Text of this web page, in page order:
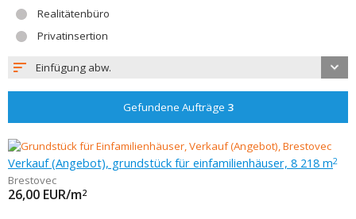
Realitätenbüro
Privatinsertion
Einfügung abw.
Gefundene Aufträge 3
Verkauf (Angebot), grundstück für einfamilienhäuser, 8 218 m2
Brestovec
26,00 EUR/m2